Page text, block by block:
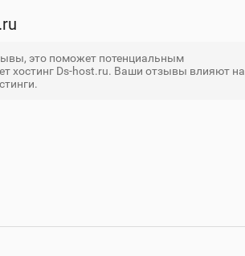
это поможет потенциальным
хостинг Ds-host.ru. Ваши отзывы влияют на